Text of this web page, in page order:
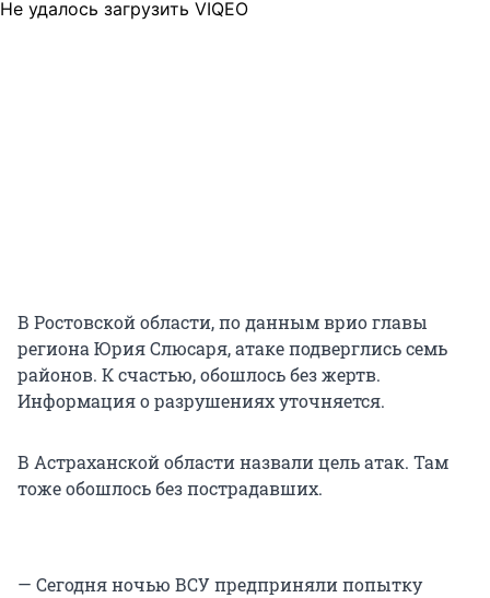
Не удалось загрузить VIQEO
В Ростовской области, по данным врио главы
региона Юрия Слюсаря, атаке подверглись семь
районов. К счастью, обошлось без жертв.
Информация о разрушениях уточняется.
В Астраханской области назвали цель атак. Там
тоже обошлось без пострадавших.
— Сегодня ночью ВСУ предприняли попытку